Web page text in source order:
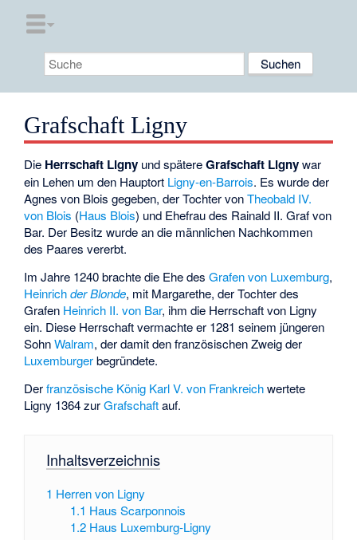
Grafschaft Ligny
Die Herrschaft Ligny und spätereGrafschaft Lignywar
ein Lehen um den Hauptort Ligny-en-Barrois. Es wurde der
Agnes von Blois gegeben, der Tochter vonTheobald IV.
von Blois (Haus Blois) und Ehefrau des Rainald II.Graf von
Bar. Der Besitz wurde an die männlichen Nachkommen
des Paares vererbt.
Im Jahre 1240 brachte die Ehe desGrafen von Luxemburg,
Heinrichder Blonde, mit Margarethe, der Tochter des
Grafen Heinrich II. von Bar, ihm die Herrschaft von Ligny
ein. Diese Herrschaft vermachte er 1281 seinem jüngeren
SohnWalram, der damit den französischen Zweig der
Luxemburgerbegründete.
Derfranzösische König Karl V. von Frankreichwertete
Ligny 1364 zurGrafschaftauf.
Inhaltsverzeichnis
1 Herren von Ligny
1.1 Haus Scarponnois
1.2 Haus Luxemburg-Ligny